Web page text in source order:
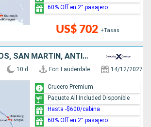
US$ 702 +Tasas
60% Off en 2° pasajero
ESTADOS UNIDOS, SAN MARTÍN, ANTIGUA Y BARBUDA, SANTA LUCIA
10 d Fort Lauderdale 14/12/2027
Crucero Premium
Paquete All Included Disponible
Hasta -$600/cabina
60% Off en 2° pasajero